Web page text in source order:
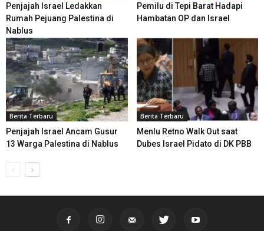
Penjajah Israel Ledakkan
Rumah Pejuang Palestina di
Nablus
Pemilu di Tepi Barat Hadapi
Hambatan OP dan Israel
Berita Terbaru
Penjajah Israel Ancam Gusur
13 Warga Palestina di Nablus
Berita Terbaru
Menlu Retno Walk Out saat
Dubes Israel Pidato di DK PBB